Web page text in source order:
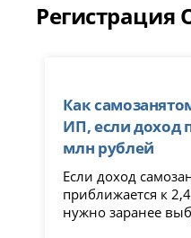
Регистрация
Как
ИП, если доход
млн рублей
Если доход
приближается к
нужно заранее